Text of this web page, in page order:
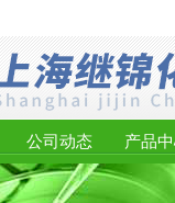
公司动态 产品